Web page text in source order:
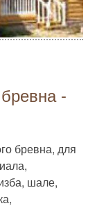
-
бревна, для
шале,